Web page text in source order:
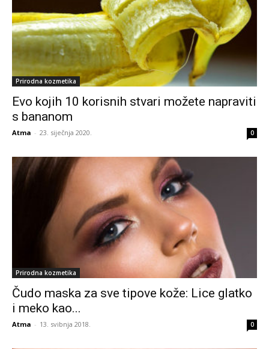
Prirodna kozmetika
Evo kojih 10 korisnih stvari možete napraviti
s bananom
Atma - 23. siječnja 2020. 0
Prirodna kozmetika
Čudo maska za sve tipove kože: Lice glatko
i meko kao...
Atma - 13. svibnja 2018. 0